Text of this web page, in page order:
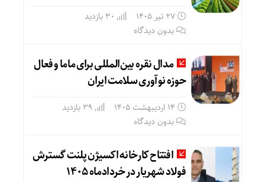
27 تیر 1405
بدون دیدگاه
مدال نقره بین‌المللی برای ماما و فعال
حوزه نوآوری سلامت ایران
14 اردیبهشت 1405
بدون دیدگاه
افتتاح کارخانه اکسیژن پلنت گسترش
فولاد شهریار در خردادماه ۱۴۰۵